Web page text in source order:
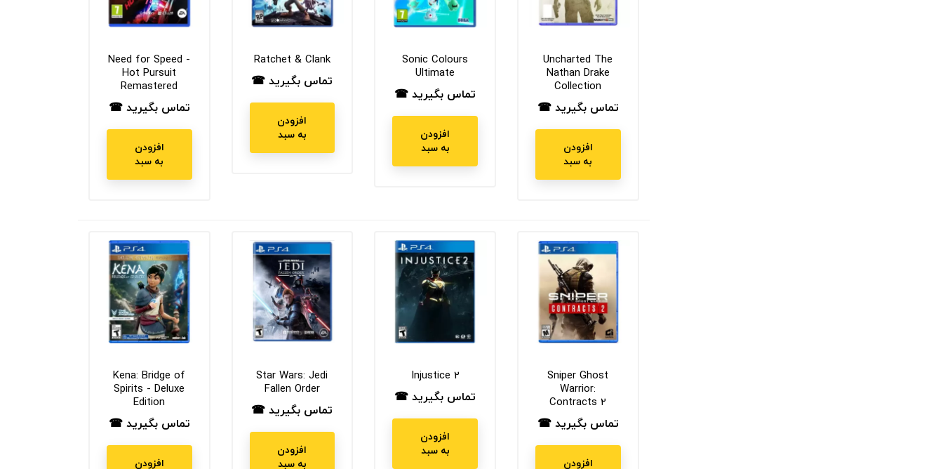
Uncharted The
Nathan Drake
Collection
قیمت
تماس بگیرید ☎
افزودن
به سبد
Sonic Colours
Ultimate
قیمت
تماس بگیرید ☎
افزودن
به سبد
Ratchet & Clank
قیمت
تماس بگیرید ☎
افزودن
به سبد
Need for Speed -
Hot Pursuit
Remastered
قیمت
تماس بگیرید ☎
افزودن
به سبد
Sniper Ghost
Warrior:
Contracts 2
قیمت
تماس بگیرید ☎
افزودن
Injustice 2
قیمت
تماس بگیرید ☎
افزودن
به سبد
Star Wars: Jedi
Fallen Order
قیمت
تماس بگیرید ☎
افزودن
به سبد
Kena: Bridge of
Spirits - Deluxe
Edition
قیمت
تماس بگیرید ☎
افزودن